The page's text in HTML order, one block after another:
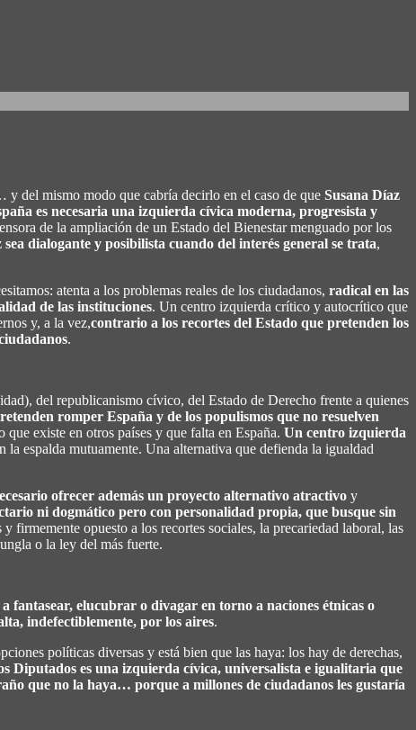
del mismo modo que cabría decirlo en el caso de que Susana Díaz
es necesaria una izquierda cívica moderna, progresista y
de la ampliación de un Estado del Bienestar menguado por los
dialogante y posibilista cuando del interés general se trata,
atenta a los problemas reales de los ciudadanos, radical en las
de las instituciones. Un centro izquierda crítico y autocrítico que
y, a la vez,contrario a los recortes del Estado que pretenden los
.
del republicanismo cívico, del Estado de Derecho frente a quienes
romper España y de los populismos que no resuelven
existe en otros países y que falta en España. Un centro izquierda
la espalda mutuamente. Una alternativa que defienda la igualdad
ofrecer además un proyecto alternativo atractivo y
ni dogmático pero con personalidad propia, que busque sin
firmemente opuesto a los recortes sociales, la precariedad laboral, las
o la ley del más fuerte.
fantasear, elucubrar o divagar en torno a naciones étnicas o
indefectiblemente, por los aires.
políticas diversas y está bien que las haya: los hay de derechas,
Diputados es una izquierda cívica, universalista e igualitaria que
que no la haya… porque a millones de ciudadanos les gustaría